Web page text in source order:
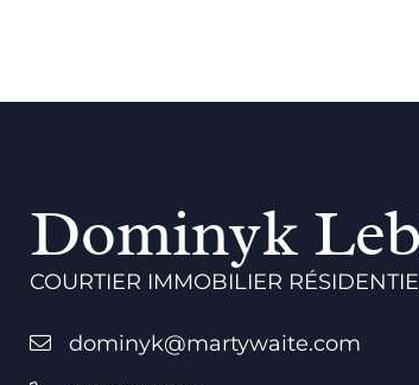
Dominyk
COURTIER IMMOBILIER
dominyk@martywaite.com